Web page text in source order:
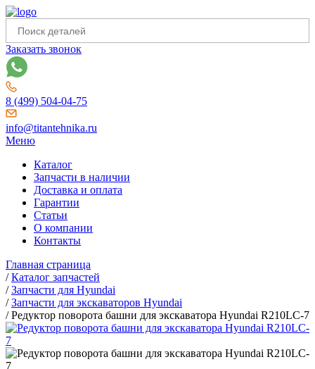
Заказать звонок
8 (499) 504-04-75
info@titantehnika.ru
Меню
Каталог
Запчасти в наличии
Доставка и оплата
Гарантии
Статьи
О компании
Контакты
Главная страница
/Каталог запчастей
/Запчасти для Hyundai
/Запчасти для экскаваторов Hyundai
/Редуктор поворота башни для экскаватора Hyundai R210LC-7